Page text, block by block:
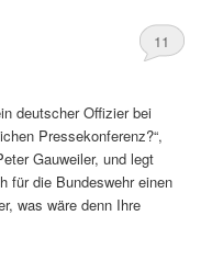
11
deutscher Offizier bei
Pressekonferenz?“,
Gauweiler, und legt
für die Bundeswehr einen
was wäre denn Ihre